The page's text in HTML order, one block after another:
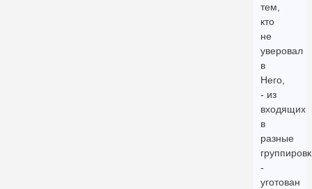
тем,
кто
не
уверовал
в
Него,
- из
входящих
в
разные
-
уготован